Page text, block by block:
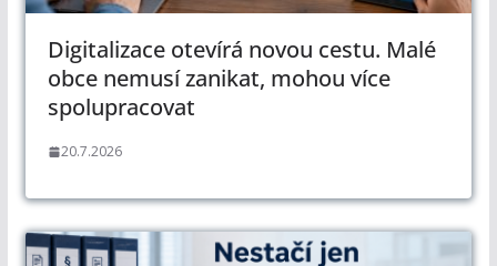
Digitalizace otevírá novou cestu. Malé
obce nemusí zanikat, mohou více
spolupracovat
20.7.2026